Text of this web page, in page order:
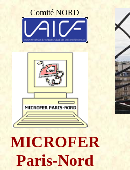
Comité NORD
MICROFER
Paris-Nord